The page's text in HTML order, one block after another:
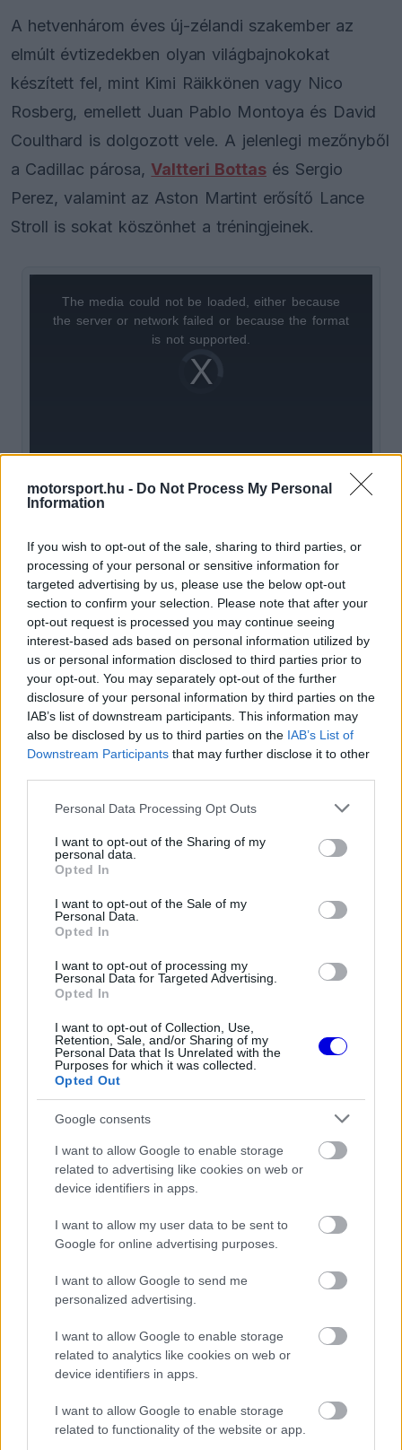
motorsport.hu - Do Not Process My Personal
Information
If you wish to opt-out of the sale, sharing to third parties, or
processing of your personal or sensitive information for
targeted advertising by us, please use the below opt-out
section to confirm your selection. Please note that after your
opt-out request is processed you may continue seeing
interest-based ads based on personal information utilized by
us or personal information disclosed to third parties prior to
your opt-out. You may separately opt-out of the further
disclosure of your personal information by third parties on the
IAB’s list of downstream participants. This information may
also be disclosed by us to third parties on the IAB’s List of
Downstream Participants that may further disclose it to other
Please note that this website/app uses one or more Google
not limited to your visit or usage behaviour. You may click to
grant or deny consent to Google and its third-party tags to
use your data for below specified purposes in below Google
consent section.
Personal Data Processing Opt Outs
I want to opt-out of the Sharing of my
personal data.
Opted In
I want to opt-out of the Sale of my
Personal Data.
Opted In
I want to opt-out of processing my
Personal Data for Targeted Advertising.
Opted In
I want to opt-out of Collection, Use,
Retention, Sale, and/or Sharing of my
Personal Data that Is Unrelated with the
Purposes for which it was collected.
Opted Out
Google consents
I want to allow Google to enable storage
related to advertising like cookies on web or
device identifiers in apps.
I want to allow my user data to be sent to
Google for online advertising purposes.
I want to allow Google to send me
personalized advertising.
I want to allow Google to enable storage
related to analytics like cookies on web or
device identifiers in apps.
I want to allow Google to enable storage
related to functionality of the website or app.
A hetvenhárom éves új-zélandi szakember az
elmúlt évtizedekben olyan világbajnokokat
készített fel, mint Kimi Räikkönen vagy Nico
Rosberg, emellett Juan Pablo Montoya és David
Coulthard is dolgozott vele. A jelenlegi mezőnyből
a Cadillac párosa, Valtteri Bottasés Sergio
Perez, valamint az Aston Martint erősítő Lance
Stroll is sokat köszönhet a tréningjeinek.
Video
Player
loading.
The media could not be loaded, either because
the server or network failed or because the format
is not supported.
eleme az úgynevezett laposautó-filozófia, amelyet
egy átlagos utcai autóval tanít az egyesült
királyságbeli Bruntingthorpe repülőtéren. A
technika lényege a terhelés minimalizálása azáltal,
hogy a jármű súlyát egyenletesen osztják el a
négy keréken, ami gyorsabb és
kiegyensúlyozottabb köridőket eredményez.
FORMA-1
Fontos kulcsembert csábított át
Különös szövetség segítheti
Esteban Ocon Aston Martinhoz
Aston Martin az F1-ben
Széles körű összefogás
A szakember számára létrehozottGoFundMe
oldalon a cikk írásának pillanatában már több mint
167 ezer font gyűlt össze a kitűzött 185 ezres
célból. A baráti kapcsolatot ápoló Newey
nagylelkű felajánlása mellett Bottas ötezer, Perez
pedig 4298 fontot utalt.
A támogatók listáján szerepel aMcLaren